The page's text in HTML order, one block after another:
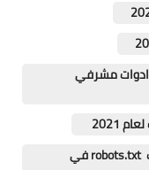
ادوات مشرفي
2021
طريقه اضافه ملف الربوت تكست robots.txt في